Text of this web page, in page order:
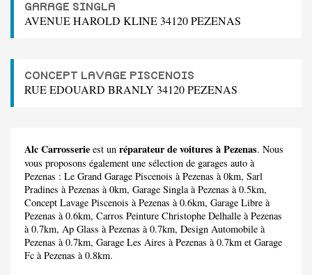
GARAGE SINGLA
AVENUE HAROLD KLINE 34120 PEZENAS
CONCEPT LAVAGE PISCENOIS
RUE EDOUARD BRANLY 34120 PEZENAS
Alc Carrosserie est un réparateur de voitures à Pezenas. Nous
vous proposons également une sélection de garages auto à
Pezenas : Le Grand Garage Piscenois à Pezenas à 0km, Sarl
Pradines à Pezenas à 0km, Garage Singlaà Pezenas à 0.5km,
Concept Lavage Piscenois à Pezenas à 0.6km, Garage Libre à
Pezenas à 0.6km, Carros Peinture Christophe Delhalle à Pezenas
à 0.7km, Ap Glass à Pezenas à 0.7km, Design Automobile à
Pezenas à 0.7km, Garage Les Aires à Pezenas à 0.7km et Garage
Fc à Pezenas à 0.8km.